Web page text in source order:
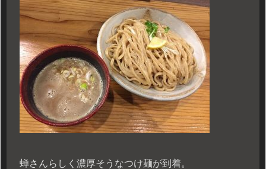
蝉さんらしく濃厚そうなつけ麺が到着。